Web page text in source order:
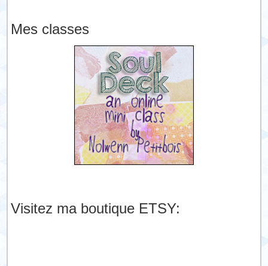
Mes classes
Visitez ma boutique ETSY: